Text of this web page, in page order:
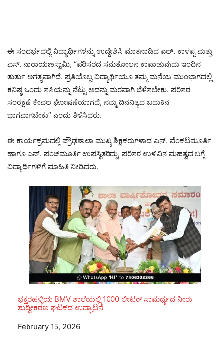
ಈ ಸಂದರ್ಭದಲ್ಲಿ ವಿದ್ಯಾರ್ಥಿಗಳನ್ನು ಉದ್ದೇಶಿಸಿ ಮಾತನಾಡಿದ ಎಲ್. ಕಾಳಪ್ಪ ಮತ್ತು
ಎಸ್. ನಾರಾಯಣಸ್ವಾಮಿ, “ಪರಿಸರದ ಸಮತೋಲನ ಕಾಪಾಡುವುದು ಇಂದಿನ
ತುರ್ತು ಅಗತ್ಯವಾಗಿದೆ. ಪ್ರತಿಯೊಬ್ಬ ವಿದ್ಯಾರ್ಥಿಯೂ ತಮ್ಮ ಮನೆಯ ಮುಂಭಾಗದಲ್ಲಿ
ಕನಿಷ್ಠ ಒಂದು ಸಸಿಯನ್ನು ನೆಟ್ಟು ಅದನ್ನು ಮರವಾಗಿ ಬೆಳೆಸಬೇಕು. ಪರಿಸರ
ಸಂರಕ್ಷಣೆ ಕೇವಲ ಘೋಷಣೆಯಾಗದೆ, ನಮ್ಮ ದಿನನಿತ್ಯದ ಬದುಕಿನ
ಭಾಗವಾಗಬೇಕು” ಎಂದು ತಿಳಿಸಿದರು.
ಈ ಕಾರ್ಯಕ್ರಮದಲ್ಲಿ ಪ್ರೌಢಶಾಲಾ ಮುಖ್ಯ ಶಿಕ್ಷಕರುಗಳಾದ ಎನ್. ವೆಂಕಟಮೂರ್ತಿ
ಹಾಗೂ ಎನ್. ಪಂಚಮೂರ್ತಿ ಉಪಸ್ಥಿತರಿದ್ದು, ಪರಿಸರ ಉಳಿವಿನ ಮಹತ್ವದ ಬಗ್ಗೆ
ವಿದ್ಯಾರ್ಥಿಗಳಿಗೆ ಮಾಹಿತಿ ನೀಡಿದರು.
ಭಕ್ತರಹಳ್ಳಿಯ BMV ಶಾಲೆಯಲ್ಲಿ 1000 ಲೀಟರ್ ಸಾಮರ್ಥ್ಯದ ನೀರು
ಶುದ್ಧೀಕರಣ ಘಟಕದ ಉದ್ಘಾಟನೆ
Date
February 15, 2026